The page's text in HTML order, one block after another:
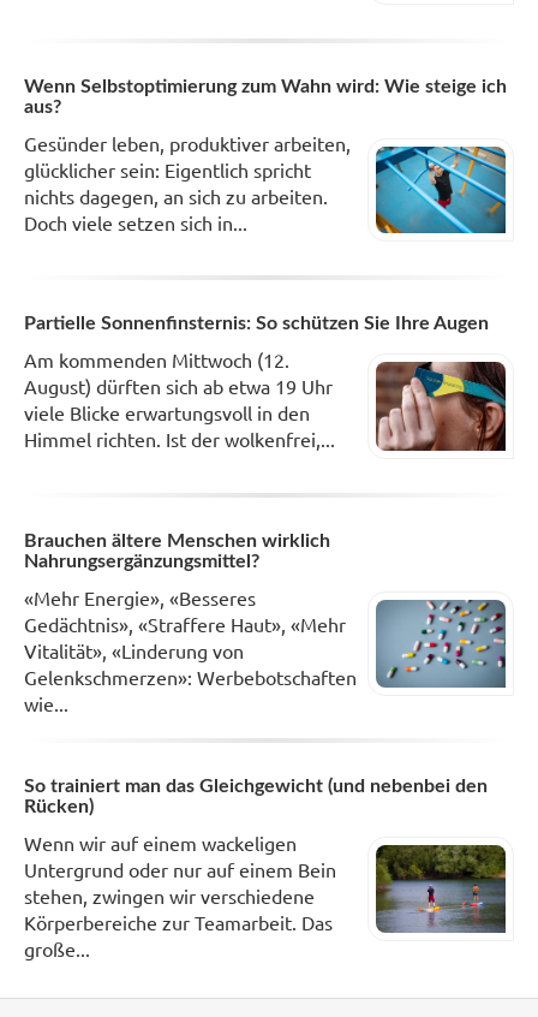
Wenn Selbstoptimierung zum Wahn wird: Wie steige ich
aus?
Gesünder leben, produktiver arbeiten,
glücklicher sein: Eigentlich spricht
nichts dagegen, an sich zu arbeiten.
Doch viele setzen sich in...
Partielle Sonnenfinsternis: So schützen Sie Ihre Augen
Am kommenden Mittwoch (12.
August) dürften sich ab etwa 19 Uhr
viele Blicke erwartungsvoll in den
Himmel richten. Ist der wolkenfrei,...
Brauchen ältere Menschen wirklich
Nahrungsergänzungsmittel?
«Mehr Energie», «Besseres
Gedächtnis», «Straffere Haut», «Mehr
Vitalität», «Linderung von
Gelenkschmerzen»: Werbebotschaften
wie...
So trainiert man das Gleichgewicht (und nebenbei den
Rücken)
Wenn wir auf einem wackeligen
Untergrund oder nur auf einem Bein
stehen, zwingen wir verschiedene
Körperbereiche zur Teamarbeit. Das
große...